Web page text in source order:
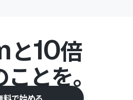
と10倍
とを。